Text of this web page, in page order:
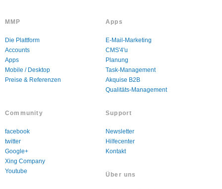
MMP
Die Plattform
Accounts
Apps
Mobile / Desktop
Preise & Referenzen
Apps
E-Mail-Marketing
CMS'4'u
Planung
Task-Management
Akquise B2B
Qualitäts-Management
Community
facebook
twitter
Google+
Xing Company
Youtube
Support
Newsletter
Hilfecenter
Kontakt
Über uns